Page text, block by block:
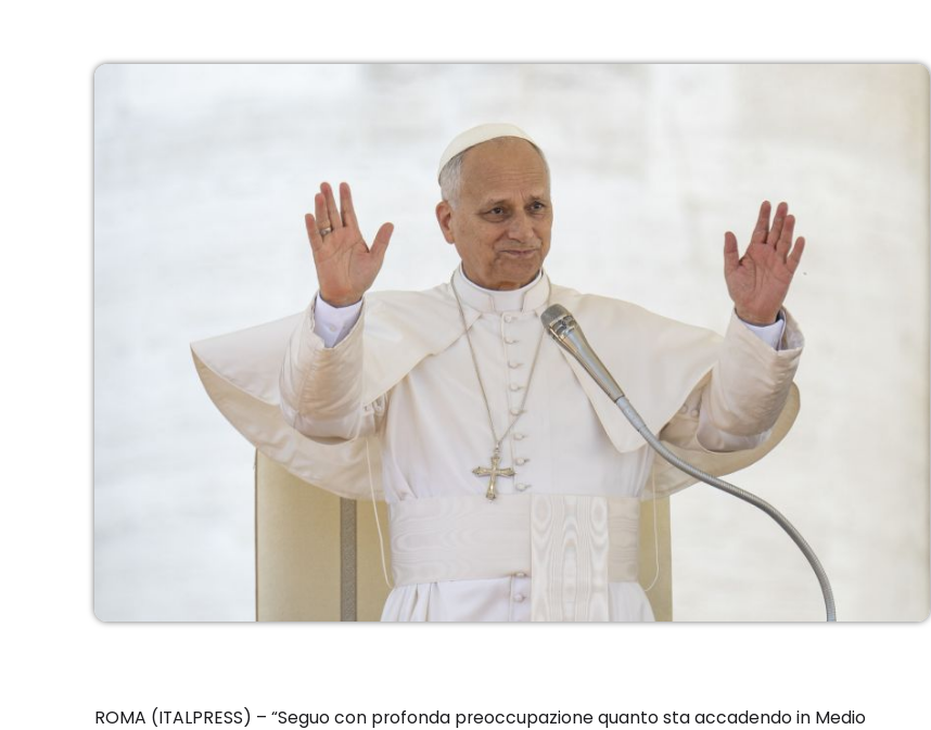
ROMA (ITALPRESS) – “Seguo con profonda preoccupazione quanto sta accadendo in Medio